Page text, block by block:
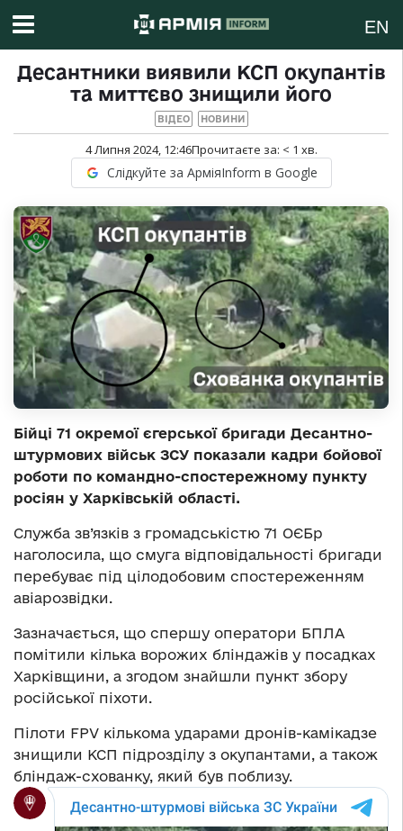
EN
Десантники виявили КСП окупантів
та миттєво знищили його
ВІДЕО НОВИНИ
4 Липня 2024, 12:46Прочитаєте за: < 1 хв.
Слідкуйте за АрміяInform в Google
Бійці 71 окремої єгерської бригади Десантно-
штурмових військ ЗСУ показали кадри бойової
роботи по командно-спостережному пункту
росіян у Харківській області.
Служба зв’язків з громадськістю 71 ОЄБр
наголосила, що смуга відповідальності бригади
перебуває під цілодобовим спостереженням
авіарозвідки.
Зазначається, що спершу оператори БПЛА
помітили кілька ворожих бліндажів у посадках
Харківщини, а згодом знайшли пункт збору
російської піхоти.
Пілоти FPV кількома ударами дронів-камікадзе
знищили КСП підрозділу з окупантами, а також
бліндаж-схованку, який був поблизу.